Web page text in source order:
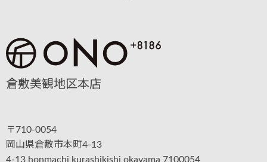
倉敷美観地区本店
〒710-0054
岡山県倉敷市本町4-13
4-13 honmachi kurashikishi okayama 7100054